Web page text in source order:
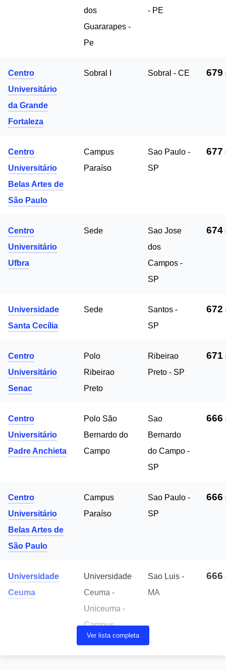
Ver lista completa
dos
Guararapes -
Pe
- PE
Centro
Universitário
da Grande
Fortaleza
Sobral I Sobral - CE 679
Centro
Universitário
Belas Artes de
São Paulo
Campus
Paraíso
Sao Paulo -
SP
677
Centro
Universitário
Ufbra
Sede
Sao Jose
dos
Campos -
SP
674
Universidade
Santa Cecília
Sede
Santos -
SP
672
Centro
Universitário
Senac
Polo
Ribeirao
Preto
Ribeirao
Preto - SP
671
Centro
Universitário
Padre Anchieta
Polo São
Bernardo do
Campo
Sao
Bernardo
do Campo -
SP
666
Centro
Universitário
Belas Artes de
São Paulo
Campus
Paraíso
Sao Paulo -
SP
666
Universidade
Ceuma
Universidade
Ceuma -
Uniceuma -
Campus
Renascença
Sao Luis -
MA
666